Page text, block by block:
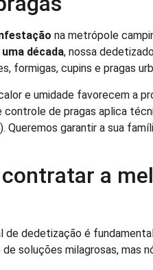
na metrópole
década, nossa
formigas, cupins e pragas
e umidade favorecem a
controle de pragas aplica
Queremos garantir a sua
a
dedetização é
soluções milagrosas, mas